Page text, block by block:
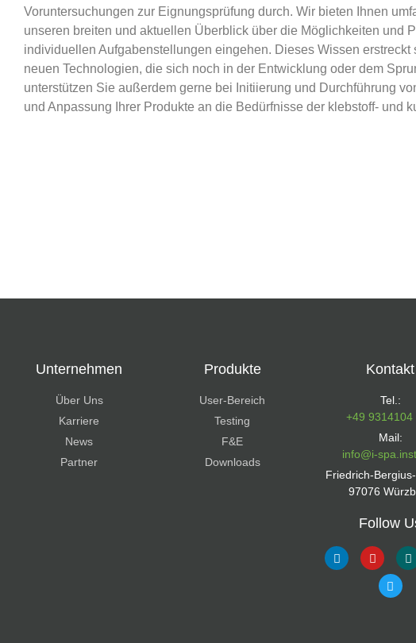
Voruntersuchungen zur Eignungsprüfung durch. Wir bieten Ihnen
unseren breiten und aktuellen Überblick über die Möglichkeiten und
individuellen Aufgabenstellungen eingehen. Dieses Wissen
neuen Technologien, die sich noch in der Entwicklung oder dem
unterstützen Sie außerdem gerne bei Initiierung und Durchführung
und Anpassung Ihrer Produkte an die Bedürfnisse der klebstoff- und
Unternehmen
Über Uns
Karriere
News
Partner
Produkte
User-Bereich
Testing
F&E
Downloads
Kontakt
Tel.:
+49 9314104
Mail:
info@i-
Friedrich-
97076
Follow